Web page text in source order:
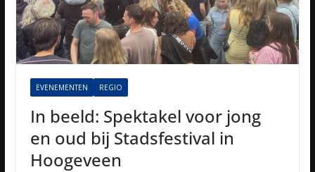
EVENEMENTEN REGIO
In beeld: Spektakel voor jong
en oud bij Stadsfestival in
Hoogeveen